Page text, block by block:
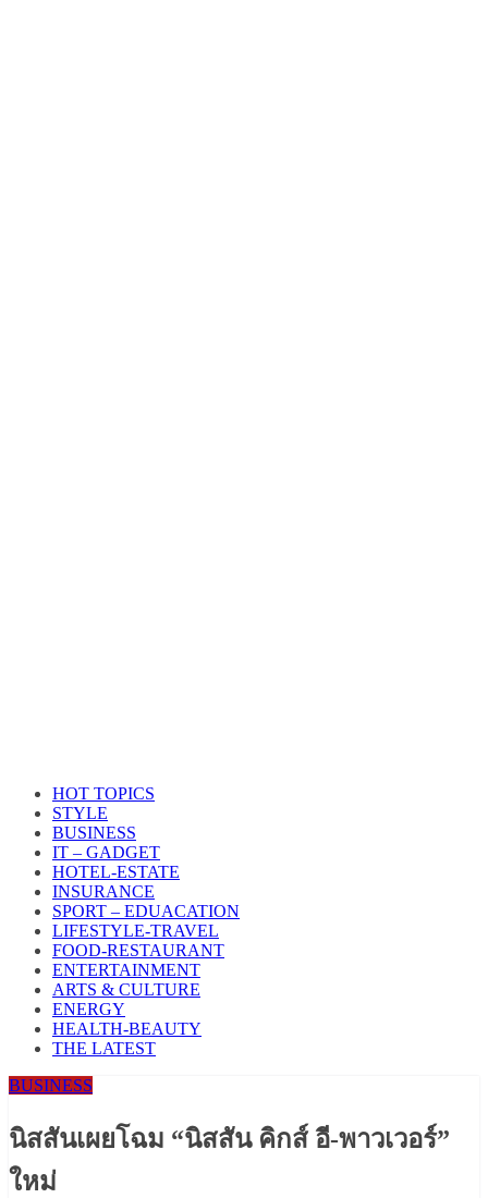
HOT TOPICS
STYLE
BUSINESS
IT – GADGET
HOTEL-ESTATE
INSURANCE
SPORT – EDUACATION
LIFESTYLE​-TRAVEL​
FOOD-RESTAURANT
ENTERTAINMENT
ARTS & CULTURE
ENERGY
HEALTH​-BEAUTY
THE LATEST
BUSINESS
นิสสันเผยโฉม “นิสสัน คิกส์ อี-พาวเวอร์”
ใหม่